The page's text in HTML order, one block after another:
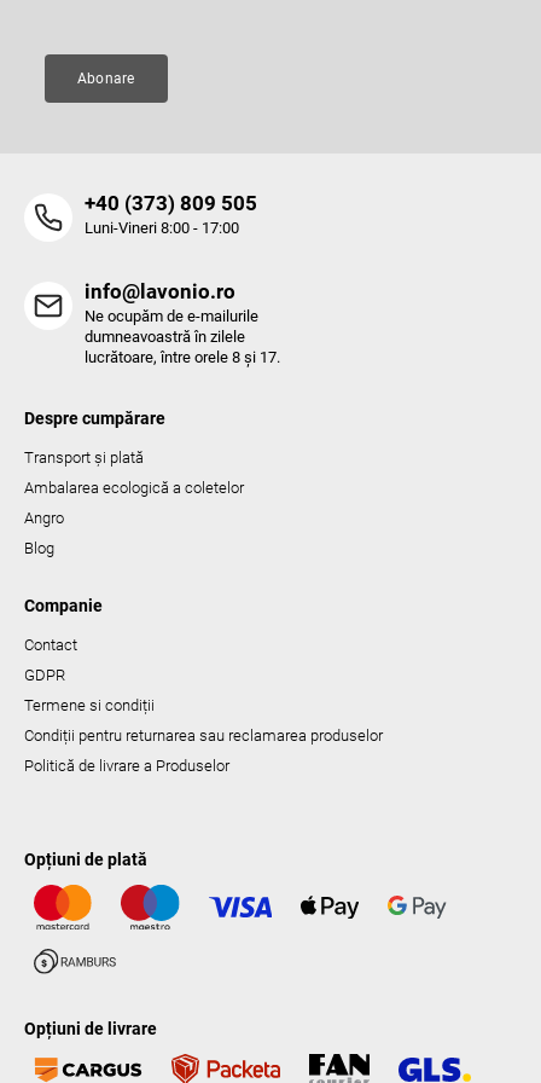
Abonare
‭+40 (373) 809 505‬
Luni-Vineri 8:00 - 17:00
info@lavonio.ro
Ne ocupăm de e-mailurile
dumneavoastră în zilele
lucrătoare, între orele 8 și 17.
Despre cumpărare
Transport și plată
Ambalarea ecologică a coletelor
Angro
Blog
Companie
Contact
GDPR
Termene si condiții
Condiții pentru returnarea sau reclamarea produselor
Politică de livrare a Produselor
Opțiuni de plată
Opțiuni de livrare